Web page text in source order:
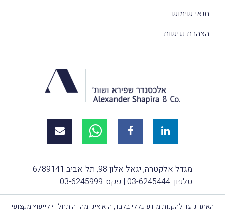
תנאי שימוש
הצהרת נגישות
מגדל אלקטרה, יגאל אלון 98, תל-אביב 6789141
טלפון: 03-6245444 | פקס: 03-6245999
האתר נועד להקנות מידע כללי בלבד, הוא אינו מהווה תחליף לייעוץ מקצועי